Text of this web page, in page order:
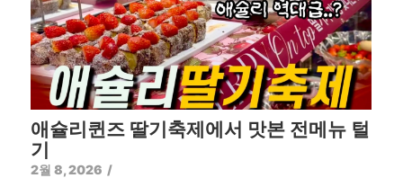
애슐리퀸즈 딸기축제에서 맛본 전메뉴 털
기
2월 8, 2026 /